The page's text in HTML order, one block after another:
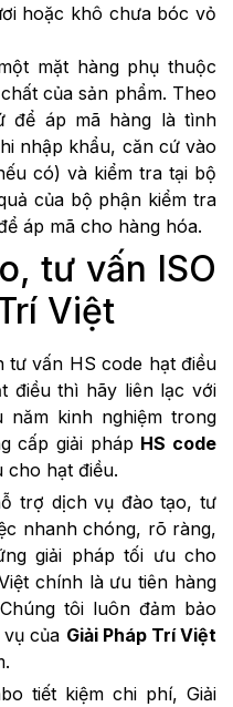
hoặc khô chưa bóc vỏ
mặt hàng phụ thuộc
của sản phẩm. Theo
để áp mã hàng là tình
nhập khẩu, căn cứ vào
có) và kiểm tra tại bộ
của bộ phận kiểm tra
áp mã cho hàng hóa.
tư vấn ISO
Việt
tư vấn HS code hạt điều
điều thì hãy liên lạc với
năm kinh nghiệm trong
cấp giải pháp HS code
cho hạt điều.
trợ dịch vụ đào tạo, tư
nhanh chóng, rõ ràng,
giải pháp tối ưu cho
chính là ưu tiên hàng
tôi luôn đảm bảo
của Giải Pháp Trí Việt
tiết kiệm chi phí, Giải